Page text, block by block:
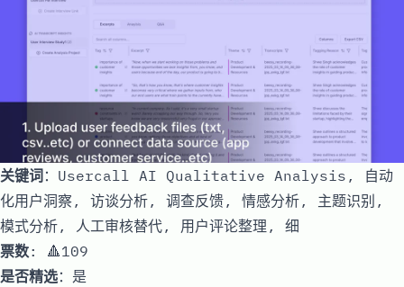
关键词：Usercall AI Qualitative Analysis, 自动
化用户洞察, 访谈分析, 调查反馈, 情感分析, 主题识别,
模式分析, 人工审核替代, 用户评论整理, 细
票数: 🔺109
是否精选：是